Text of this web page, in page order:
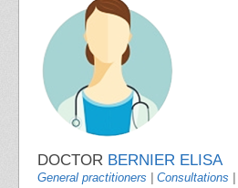
DOCTOR BERNIER ELISA
General practitioners Consultations